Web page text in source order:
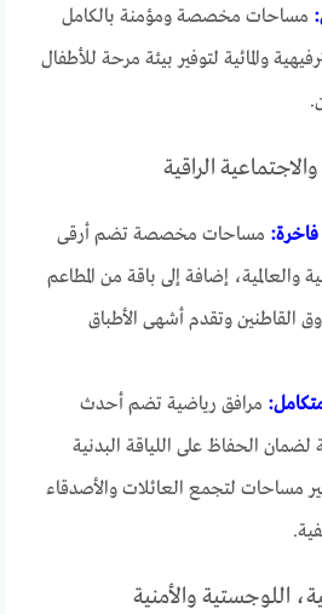
مساحات مخصصة ومؤمنة بالكامل
والمائية لتوفير بيئة مرحة للأطفال
الراقية
مساحات مخصصة تضم أرقى
والعالمية، إضافة إلى باقة من المطاعم
القاطنين وتقدم أشهى الأطباق
مرافق رياضية تضم أحدث
الحفاظ على اللياقة البدنية
مساحات لتجمع العائلات والأصدقاء
اللوجستية والأمنية